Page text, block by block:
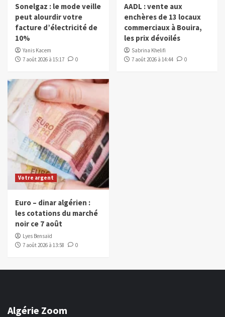
Sonelgaz : le mode veille
peut alourdir votre
facture d’électricité de
10%
Yanis Kacem
7 août 2026 à 15:17
0
AADL : vente aux
enchères de 13 locaux
commerciaux à Bouira,
les prix dévoilés
Sabrina Khelifi
7 août 2026 à 14:44
0
Votre argent
Euro – dinar algérien :
les cotations du marché
noir ce 7 août
Lyes Bensaïd
7 août 2026 à 13:58
0
Algérie Zoom